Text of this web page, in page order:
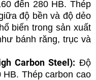
đến 280 HB. Thép
độ bền và độ dẻo
biến trong sản xuất
bánh răng, trục và
Carbon Steel): Độ
Thép carbon cao